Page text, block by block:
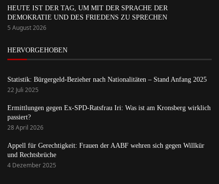
HEUTE IST DER TAG, UM MIT DER SPRACHE DER
DEMOKRATIE UND DES FRIEDENS ZU SPRECHEN
5 August 2026
HERVORGEHOBEN
Statistik: Bürgergeld-Bezieher nach Nationalitäten – Stand Anfang 2025
22 Juli 2025
Ermittlungen gegen Ex-SPD-Ratsfrau Iri: Was ist am Kronsberg wirklich
passiert?
28 April 2026
Appell für Gerechtigkeit: Frauen der AABF wehren sich gegen Willkür
und Rechtsbrüche
4 Dezember 2025